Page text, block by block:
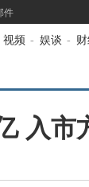
件
视频 - 娱谈 -
入市